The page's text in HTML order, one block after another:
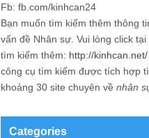
Fb: fb.com/kinhcan24
Bạn muốn tìm kiếm thêm thông
vấn đề Nhân sự . Vui lòng click
tìm kiếm thêm: http://kinhcan.net/
công cụ tìm kiếm được tích hợp
khoảng 30 site chuyên về nhân
Categories